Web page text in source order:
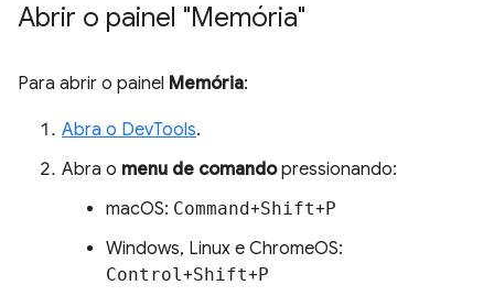
Abrir o painel "Memória"
Para abrir o painel Memória:
Abra o DevTools.
Abra o menu de comandopressionando:
macOS: Command+Shift+P
Windows, Linux e ChromeOS:
Control+Shift+P